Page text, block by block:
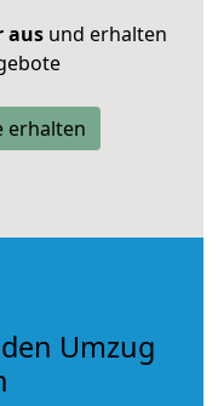
ausund erhalten
erhalten
Umzug